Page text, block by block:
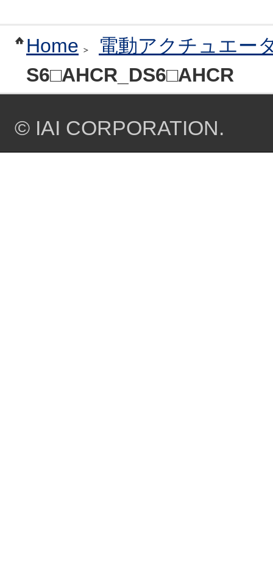
Home
電動アクチュエー
S6□AHCR_DS6□AHCR
© IAI CORPORATION.